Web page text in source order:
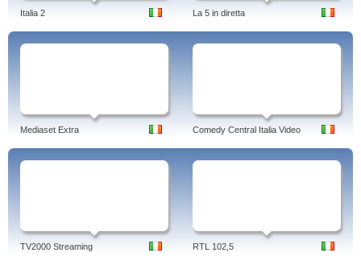
Italia 2 La 5 in diretta
Mediaset Extra Comedy Central Italia Video
TV2000 Streaming RTL 102,5